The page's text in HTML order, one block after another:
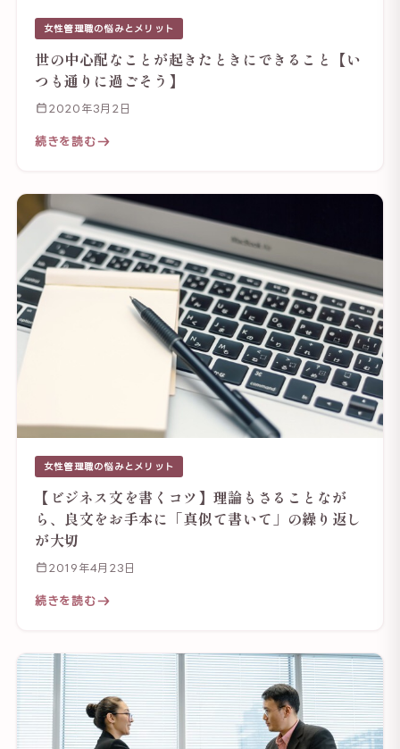
女性管理職の悩みとメリット
世の中心配なことが起きたときにできること【い
つも通りに過ごそう】
2020年3月2日
続きを読む
女性管理職の悩みとメリット
【ビジネス文を書くコツ】理論もさることなが
ら、良文をお手本に「真似て書いて」の繰り返し
が大切
2019年4月23日
続きを読む